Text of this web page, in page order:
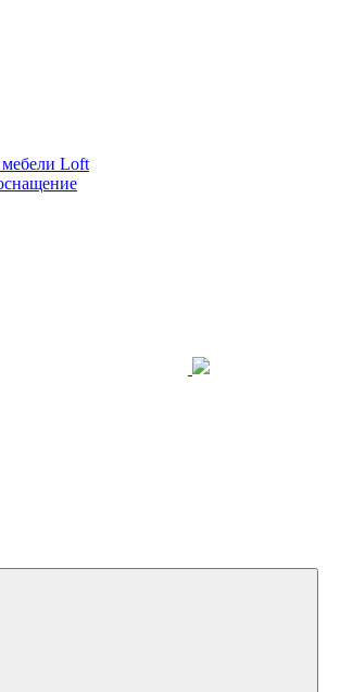
Loft